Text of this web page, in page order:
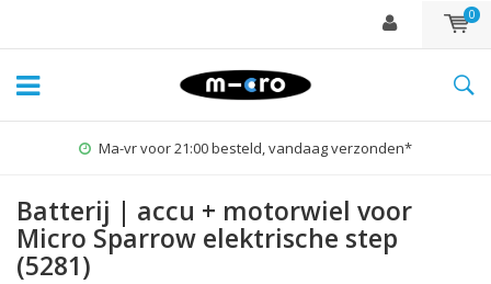
0
Ma-vr voor 21:00 besteld, vandaag verzonden*
Batterij | accu + motorwiel voor
Micro Sparrow elektrische step
(5281)